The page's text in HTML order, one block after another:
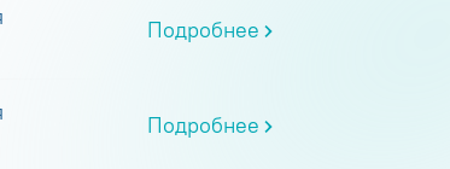
Подробнее
Подробнее